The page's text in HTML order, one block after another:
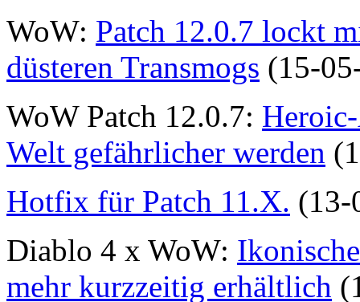
WoW: Patch 12.0.7 lockt
düsteren Transmogs (15-
WoW Patch 12.0.7:
Welt gefährlicher werden
Hotfix für Patch 11.X. (13-
Diablo 4 x WoW:
mehr kurzzeitig erhältlich